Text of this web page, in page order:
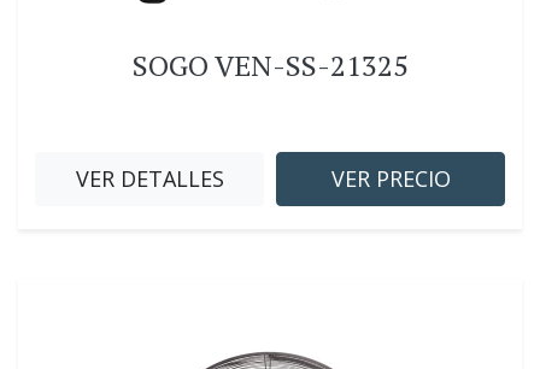
SOGO VEN-SS-21325
VER DETALLES VER PRECIO